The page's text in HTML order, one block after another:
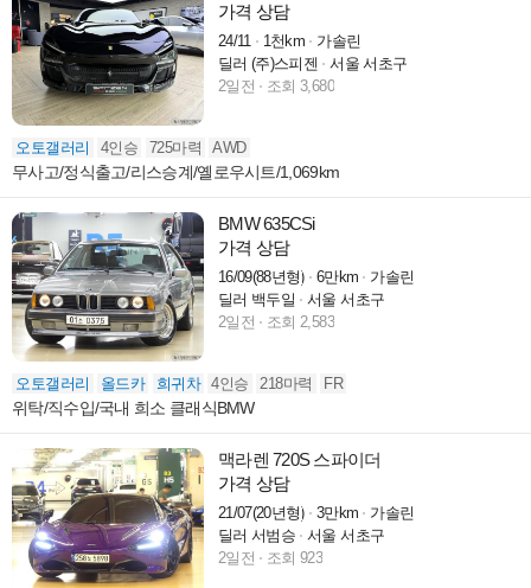
가격 상담
24/11 1천km
가솔린
딜러 (주)스피젠
서울 서초구
2일전
조회 3,680
오토갤러리 4인승 725마력 AWD
무사고/정식출고/리스승계/옐로우시트/1,069km
BMW 635CSi
가격 상담
16/09(88년형) 6만km
가솔린
딜러 백두일
서울 서초구
2일전
조회 2,583
오토갤러리 올드카 희귀차 4인승 218마력 FR
위탁/직수입/국내 희소 클래식BMW
맥라렌 720S 스파이더
가격 상담
21/07(20년형) 3만km
가솔린
딜러 서범승
서울 서초구
2일전
조회 923